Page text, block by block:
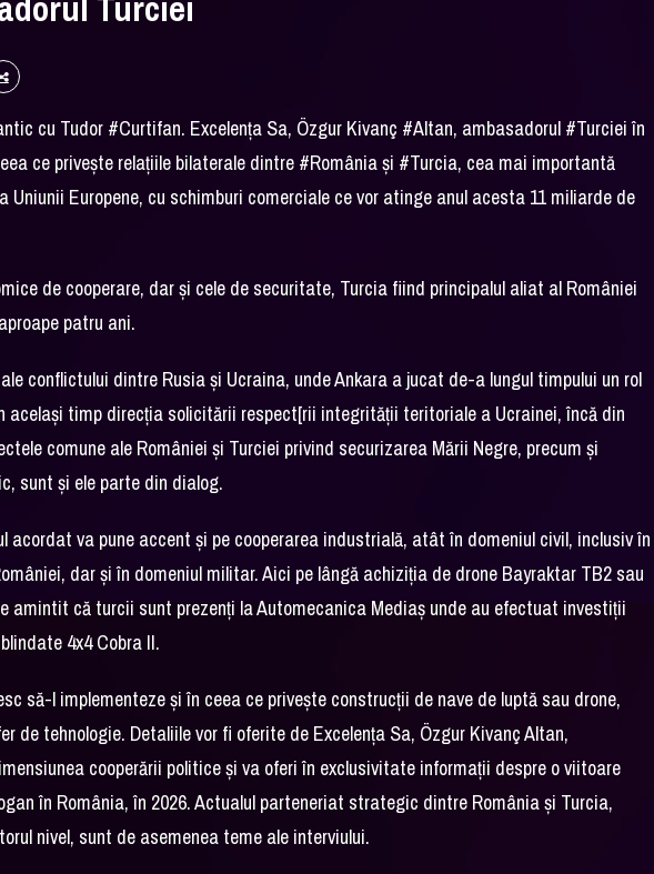
cu Tudor #Curtifan. Excelența Sa, Özgur Kivanç #Altan, ambasadorul #Turcieiîn
ce privește relațiile bilaterale dintre#Româniași #Turcia, cea mai importantă
Europene, cu schimburi comerciale ce vor atinge anul acesta 11 miliarde de
de cooperare, dar și cele de securitate, Turcia fiind principalul aliat al României
patru ani.
conflictului dintre Rusia și Ucraina, unde Ankara a jucat de-a lungul timpului un rol
același timp direcția solicitării respect[rii integrității teritoriale a Ucrainei, încă din
comune ale României și Turciei privind securizarea Mării Negre, precum și
sunt și ele parte din dialog.
acordat va pune accent și pe cooperarea industrială, atât în domeniul civil, inclusiv în
dar și în domeniul militar. Aici pe lângă achiziția de drone Bayraktar TB2 sau
amintit că turcii sunt prezenți la Automecanica Mediaș unde au efectuat investiții
4x4 Cobra II.
să-l implementeze și în ceea ce privește construcții de nave de luptă sau drone,
de tehnologie. Detaliile vor fi oferite de Excelența Sa, Özgur Kivanç Altan,
cooperării politice și va oferi în exclusivitate informații despre o viitoare
în România, în 2026. Actualul parteneriat strategic dintre România și Turcia,
nivel, sunt de asemenea teme ale interviului.